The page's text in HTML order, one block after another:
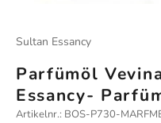
Sultan Essancy
Parfümöl
Essancy-
Artikelnr.: BOS-P730-